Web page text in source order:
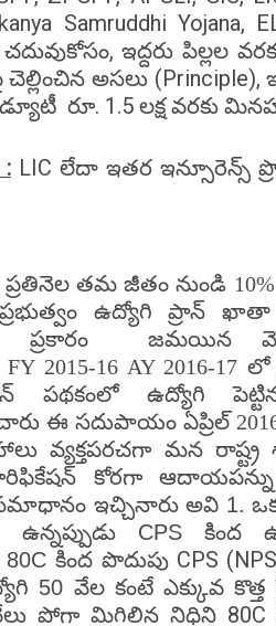
Samruddhi
ఇద్దరు పిల్లల
అసలు (Principle),
రూ. 1.5 లక్ష వరకు
: LIC లేదా ఇతర ఇన్సూరెన్స్
ప్రతినెల తమ జీతం నుండి 10%
ప్రభుత్వం ఉద్యోగి ప్రాన్ ఖాతా
ప్రకారం జమయిన
FY 2015-16 AY 2016-17 లో
పథకంలో ఉద్యోగి
ఈ సదుపాయం ఏప్రిల్
వ్యక్తపరచగా మన
కోరగా
సమాధానం ఇచ్చినారు అవి 1.
CPS
కిందపొదుపు CPS
50 వేల కంటే ఎక్కువ
పోగా మిగిలిన నిధిని 80C